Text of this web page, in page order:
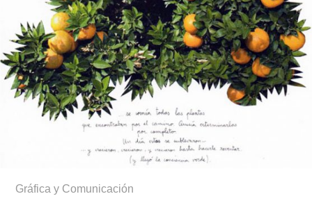
Gráfica y Comunicación